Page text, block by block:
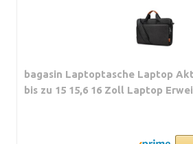
bagasin Laptoptasche Laptop
bis zu 15 15,6 16 Zoll Laptop